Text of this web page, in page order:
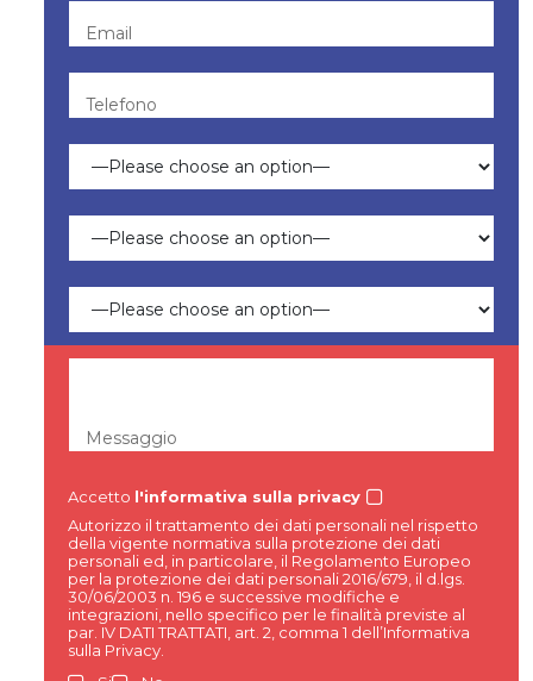
Email
Telefono
Messaggio
Accetto l'informativa sulla privacy
Autorizzo il trattamento dei dati personali nel rispetto
della vigente normativa sulla protezione dei dati
personali ed, in particolare, il Regolamento Europeo
per la protezione dei dati personali 2016/679, il d.lgs.
30/06/2003 n. 196 e successive modifiche e
integrazioni, nello specifico per le finalità previste al
par. IV DATI TRATTATI, art. 2, comma 1 dell’Informativa
sulla Privacy.